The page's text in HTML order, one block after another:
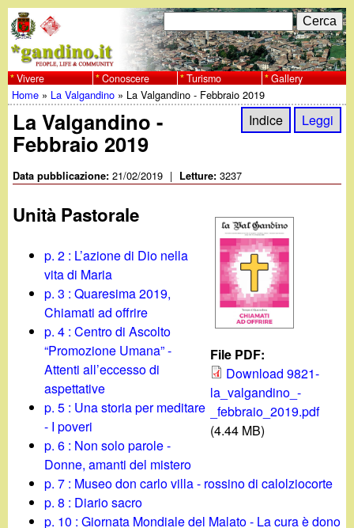
al
contenuto
principale
w
w
w
.
F
o
r
i
i
c
r
a
C
e
r
c
a
Vivere Conoscere Turismo Gallery
Tu
sei
qui
Home » La Valgandino » La Valgandino - Febbraio 2019
Indice Leggi
La Valgandino -
Febbraio 2019
Data pubblicazione:21/02/2019 | Letture:3237
File PDF:
Download 9821-
la_valgandino_-
_febbraio_2019.pdf
(4.44 MB)
Unità Pastorale
p. 2 : L’azione di Dio nella
vita di Maria
p. 3 : Quaresima 2019,
Chiamati ad offrire
p. 4 : Centro di Ascolto
“Promozione Umana” -
Attenti all’eccesso di
aspettative
p. 5 : Una storia per meditare
- I poveri
p. 6 : Non solo parole -
Donne, amanti del mistero
p. 7 : Museo don carlo villa - rossino di calolziocorte
p. 8 : Diario sacro
p. 10 : Giornata Mondiale del Malato - La cura è dono